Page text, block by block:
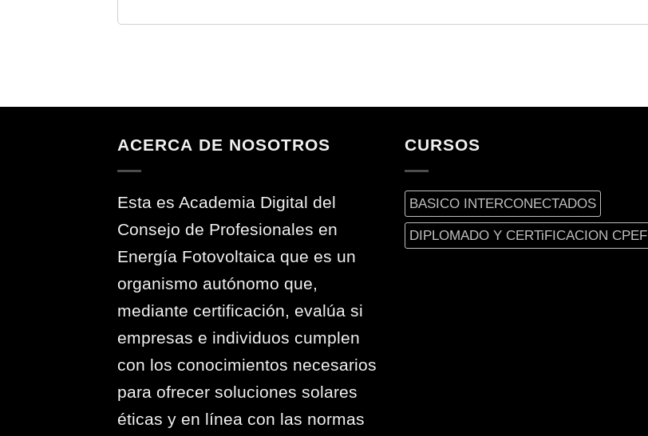
ACERCA DE NOSOTROS
Esta es Academia Digital del
Consejo de Profesionales en
Energía Fotovoltaica que es un
organismo autónomo que,
mediante certificación, evalúa si
empresas e individuos cumplen
con los conocimientos necesarios
para ofrecer soluciones solares
éticas y en línea con las normas
CURSOS
BASICO INTERCONECTADOS
DIPLOMADO Y CERTiFICACION CPEF